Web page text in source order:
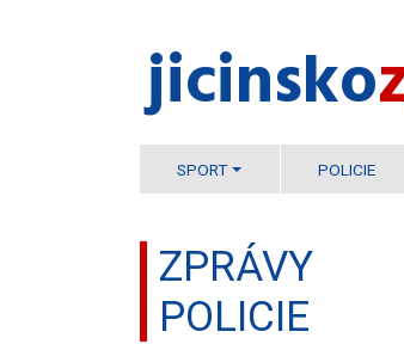
jicinsko​
SPORT POLICIE
ZPRÁVY
POLICIE